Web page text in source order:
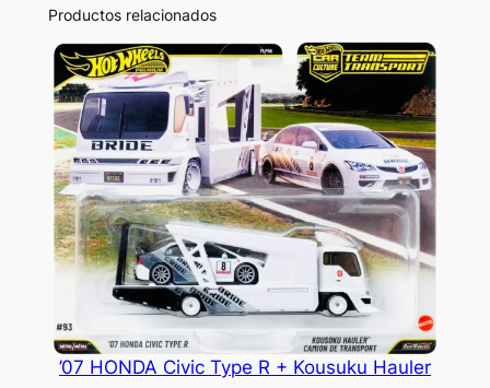
Productos relacionados
’07 HONDA Civic Type R + Kousuku Hauler